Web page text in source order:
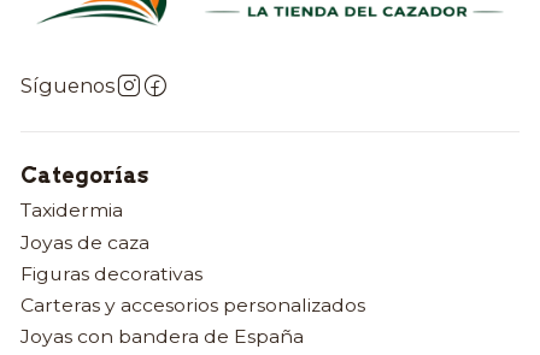
Síguenos
Categorías
Taxidermia
Joyas de caza
Figuras decorativas
Carteras y accesorios personalizados
Joyas con bandera de España